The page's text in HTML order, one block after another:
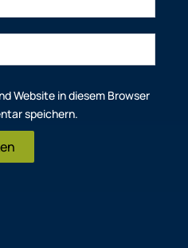
Website in diesem Browser
speichern.